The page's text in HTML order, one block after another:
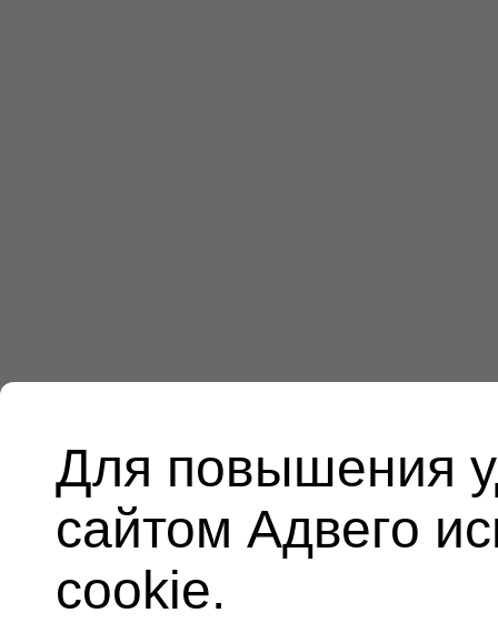
Для повышения
сайтом Адвего
cookie.